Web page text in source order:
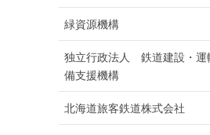
緑資源機構
独立行政法人 鉄道建設・運
備支援機構
北海道旅客鉄道株式会社